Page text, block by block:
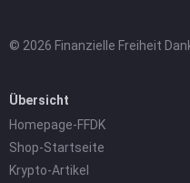
© 2026 Finanzielle Freiheit
Übersicht
Homepage-FFDK
Shop-Startseite
Krypto-Artikel